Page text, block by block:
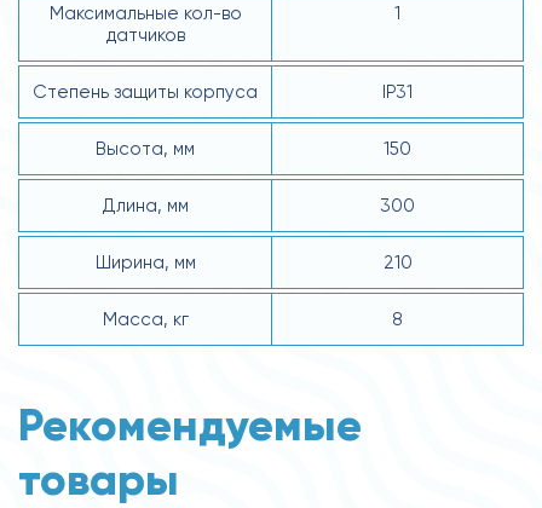
Максимальные кол-во
датчиков
1
Степень защиты корпуса IP31
Высота, мм 150
Длина, мм 300
Ширина, мм 210
Масса, кг 8
Рекомендуемые
товары